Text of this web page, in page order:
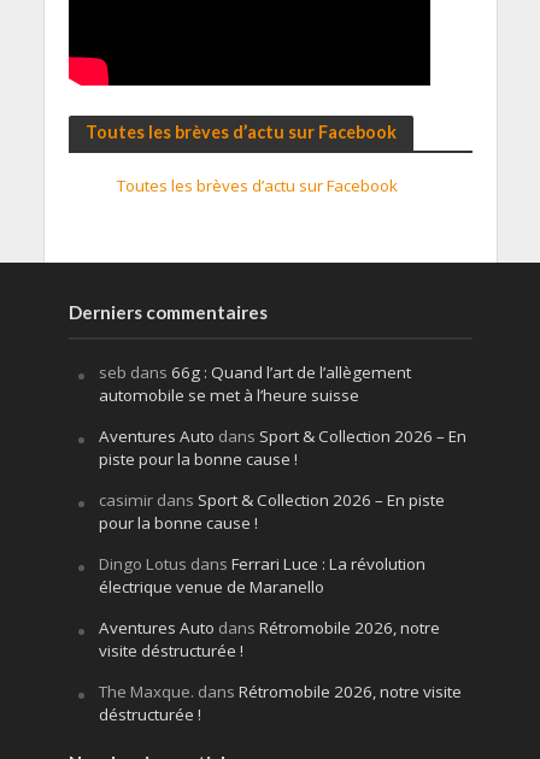
Toutes les brèves d’actu sur Facebook
Toutes les brèves d’actu sur Facebook
Derniers commentaires
seb dans 66g : Quand l’art de l’allègement
automobile se met à l’heure suisse
Aventures Auto dans Sport & Collection 2026 – En
piste pour la bonne cause !
casimirdans Sport & Collection 2026 – En piste
pour la bonne cause !
Dingo Lotus dans Ferrari Luce : La révolution
électrique venue de Maranello
Aventures Auto dans Rétromobile 2026, notre
visite déstructurée !
The Maxque. dans Rétromobile 2026, notre visite
déstructurée !